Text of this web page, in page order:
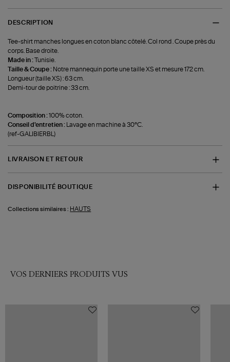
DESCRIPTION
Tee-shirt manches longues en coton blanc côtelé. Col rond . Coupe près du
corps. Base droite.
Made in :Tunisie.
Taille & Coupe : Notre mannequin porte une taille XS et mesure 172 cm.
Longueur (taille XS) : 63 cm.
Demi-tour de poitrine : 33 cm.
Composition :100% coton.
Conseil d'entretien :
Lavage en machine à 30°C.
(ref-GALIBIERBL)
LIVRAISON ET RETOUR
DISPONIBILITÉ BOUTIQUE
Collections similaires : HAUTS
VOS DERNIERS PRODUITS VUS